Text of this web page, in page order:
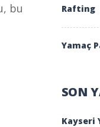
bu
Rafting
Yamaç
SON
Kayseri